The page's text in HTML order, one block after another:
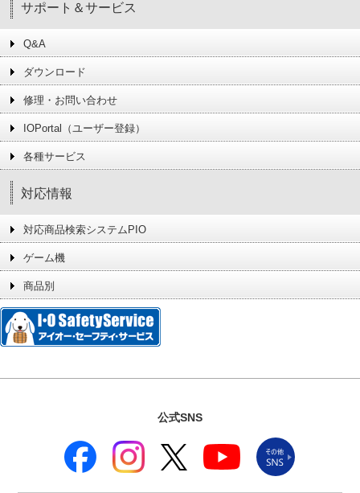
サポート＆サービス
Q&A
ダウンロード
修理・お問い合わせ
IOPortal（ユーザー登録）
各種サービス
対応情報
対応商品検索システムPIO
ゲーム機
商品別
公式SNS